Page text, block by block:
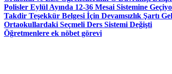
Polisler Eylül Ayında 12-36 Mesai Sistemine
Takdir Teşekkür Belgesi İçin Devamsızlık Şartı
Ortaokullardaki Seçmeli Ders Sistemi Değişti
Öğretmenlere ek nöbet görevi